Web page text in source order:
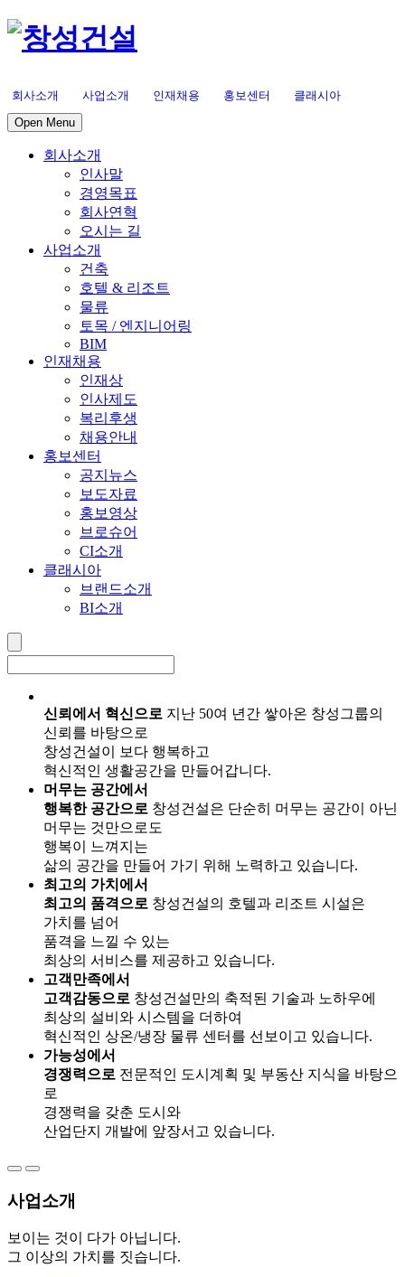
회사소개 사업소개 인재채용 홍보센터
클래시아
Open Menu
회사소개
인사말
경영목표
회사연혁
오시는 길
사업소개
건축
호텔 & 리조트
물류
토목 / 엔지니어링
BIM
인재채용
인재상
인사제도
복리후생
채용안내
홍보센터
공지뉴스
보도자료
홍보영상
브로슈어
CI소개
클래시아
브랜드소개
BI소개
신뢰에서 혁신으로 지난 50여 년간 쌓아온 창성그룹의
신뢰를 바탕으로
창성건설이 보다 행복하고
혁신적인 생활공간을 만들어갑니다.
머무는 공간에서
행복한 공간으로 창성건설은 단순히 머무는 공간이 아닌
머무는 것만으로도
행복이 느껴지는
삶의 공간을 만들어 가기 위해 노력하고 있습니다.
최고의 가치에서
최고의 품격으로 창성건설의 호텔과 리조트 시설은
가치를 넘어
품격을 느낄 수 있는
최상의 서비스를 제공하고 있습니다.
고객만족에서
고객감동으로 창성건설만의 축적된 기술과 노하우에
최상의 설비와 시스템을 더하여
혁신적인 상온/냉장 물류 센터를 선보이고 있습니다.
가능성에서
경쟁력으로 전문적인 도시계획 및 부동산 지식을 바탕으
로
경쟁력을 갖춘 도시와
산업단지 개발에 앞장서고 있습니다.
사업소개
보이는 것이 다가 아닙니다.
그 이상의 가치를 짓습니다.